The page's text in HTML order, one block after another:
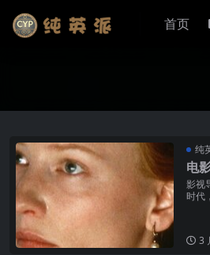
首页
纯
电
影视
时代
3